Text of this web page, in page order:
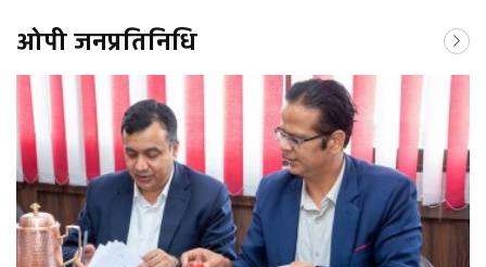
ओपी जनप्रतिनिधि